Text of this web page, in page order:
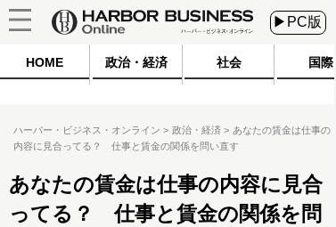
▶PC版
HOME 政治・経済 社会 国際
ハーバー・ビジネス・オンライン 政治・経済
あなたの賃金は仕事の
内容に見合ってる？ 仕事と賃金の関係を問い直す
あなたの賃金は仕事の内容に見合
ってる？ 仕事と賃金の関係を問